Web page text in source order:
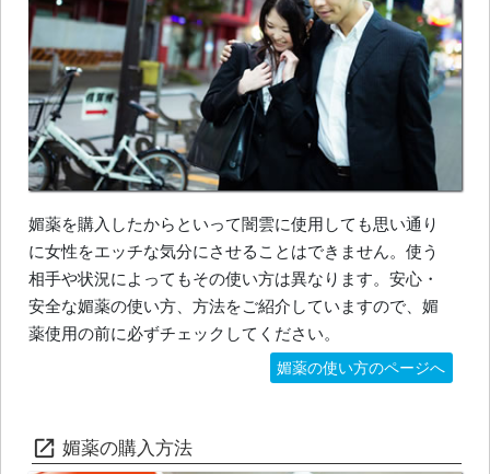
媚薬を購入したからといって闇雲に使用しても思い通り
に女性をエッチな気分にさせることはできません。使う
相手や状況によってもその使い方は異なります。安心・
安全な媚薬の使い方、方法をご紹介していますので、媚
薬使用の前に必ずチェックしてください。
媚薬の使い方のページへ
媚薬の購入方法